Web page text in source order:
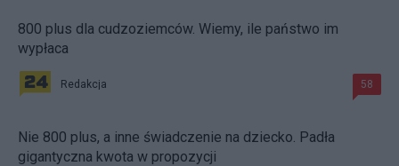
800 plus dla cudzoziemców. Wiemy, ile państwo im
wypłaca
Redakcja 58
Nie 800 plus, a inne świadczenie na dziecko. Padła
gigantyczna kwota w propozycji